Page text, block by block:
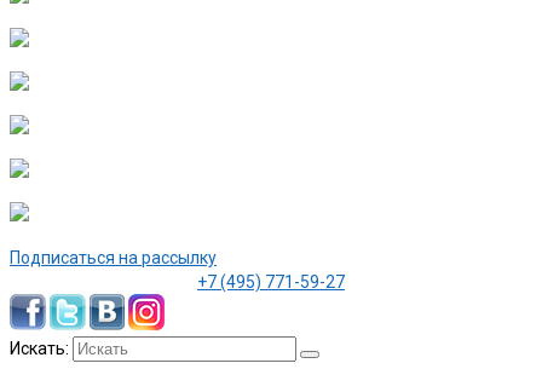
Подписаться на рассылку
+7 (495) 771-59-27
Искать: